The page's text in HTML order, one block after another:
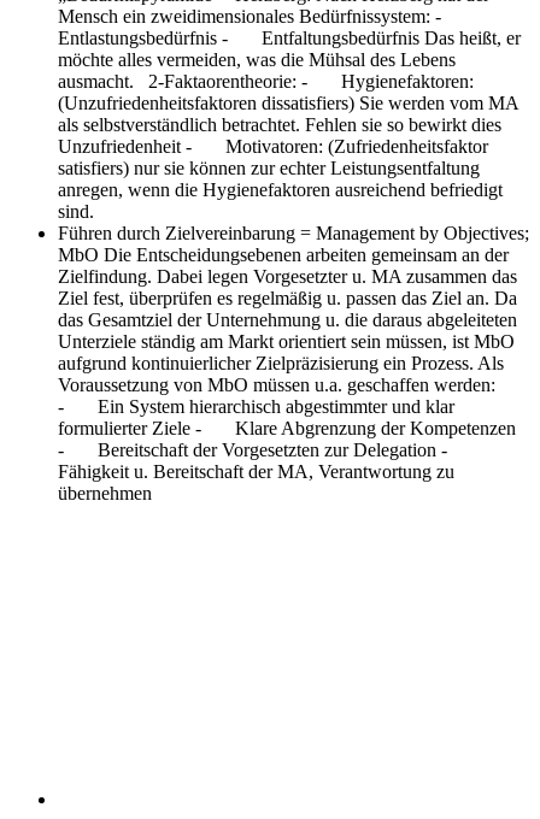
Mensch ein zweidimensionales Bedürfnissystem: -
Entlastungsbedürfnis - Entfaltungsbedürfnis Das heißt, er
möchte alles vermeiden, was die Mühsal des Lebens
ausmacht. 2-Faktaorentheorie: - Hygienefaktoren:
(Unzufriedenheitsfaktoren dissatisfiers) Sie werden vom MA
als selbstverständlich betrachtet. Fehlen sie so bewirkt dies
Unzufriedenheit - Motivatoren: (Zufriedenheitsfaktor
satisfiers) nur sie können zur echter Leistungsentfaltung
anregen, wenn die Hygienefaktoren ausreichend befriedigt
sind.
Führen durch Zielvereinbarung = Management by Objectives;
MbO Die Entscheidungsebenen arbeiten gemeinsam an der
Zielfindung. Dabei legen Vorgesetzter u. MA zusammen das
Ziel fest, überprüfen es regelmäßig u. passen das Ziel an. Da
das Gesamtziel der Unternehmung u. die daraus abgeleiteten
Unterziele ständig am Markt orientiert sein müssen, ist MbO
aufgrund kontinuierlicher Zielpräzisierung ein Prozess. Als
Voraussetzung von MbO müssen u.a. geschaffen werden:
- Ein System hierarchisch abgestimmter und klar
formulierter Ziele - Klare Abgrenzung der Kompetenzen
- Bereitschaft der Vorgesetzten zur Delegation -
Fähigkeit u. Bereitschaft der MA, Verantwortung zu
übernehmen